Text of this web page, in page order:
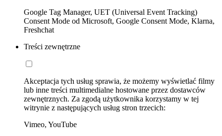
Google Tag Manager, UET (Universal Event Tracking)
Consent Mode od Microsoft, Google Consent Mode, Klarna,
Freshchat
Treści zewnętrzne
Akceptacja tych usług sprawia, że możemy wyświetlać filmy
lub inne treści multimedialne hostowane przez dostawców
zewnętrznych. Za zgodą użytkownika korzystamy w tej
witrynie z następujących usług stron trzecich:
Vimeo, YouTube